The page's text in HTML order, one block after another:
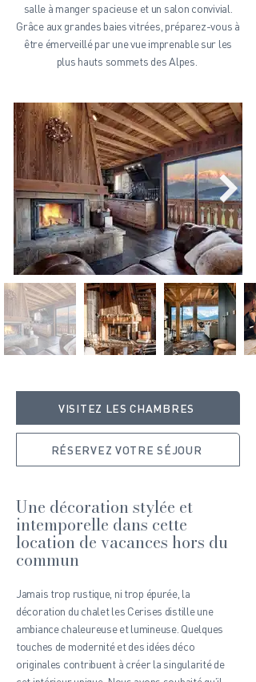
salle à manger spacieuse et un salon convivial.
Grâce aux grandes baies vitrées, préparez-vous à
être émerveillé par une vue imprenable sur les
plus hauts sommets des Alpes.
VISITEZ LES CHAMBRES
RÉSERVEZ VOTRE SÉJOUR
Une décoration stylée et
intemporelle dans cette
location de vacances hors du
commun
Jamais trop rustique, ni trop épurée, la
décoration du chalet les Cerises distille une
ambiance chaleureuse et lumineuse. Quelques
touches de modernité et des idées déco
originales contribuent à créer la singularité de